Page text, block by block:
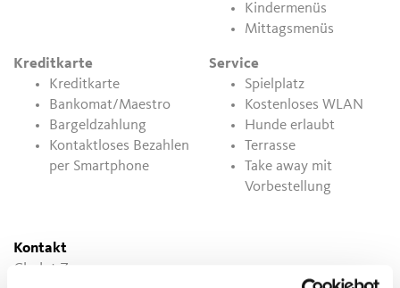
Kindermenüs
Mittagsmenüs
Kreditkarte
Kreditkarte
Bankomat/Maestro
Bargeldzahlung
Kontaktloses Bezahlen
per Smartphone
Service
Spielplatz
Kostenloses WLAN
Hunde erlaubt
Terrasse
Take away mit
Vorbestellung
Kontakt
Chalet Zuegg